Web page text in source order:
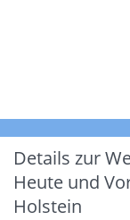
Details zur
Heute und
Holstein